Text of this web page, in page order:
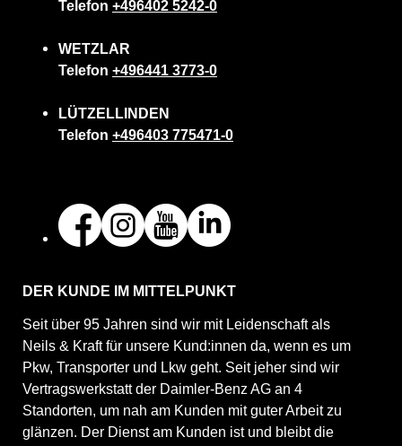
Telefon +496402 5242-0
WETZLAR
Telefon +496441 3773-0
LÜTZELLINDEN
Telefon +496403 775471-0
DER KUNDE IM MITTELPUNKT
Seit über 95 Jahren sind wir mit Leidenschaft als
Neils & Kraft für unsere Kund:innen da, wenn es um
Pkw, Transporter und Lkw geht. Seit jeher sind wir
Vertragswerkstatt der Daimler-Benz AG an 4
Standorten, um nah am Kunden mit guter Arbeit zu
glänzen. Der Dienst am Kunden ist und bleibt die